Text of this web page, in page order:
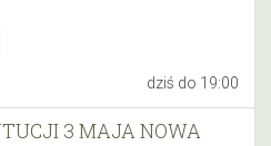
dziś do 19:00
3 MAJA NOWA